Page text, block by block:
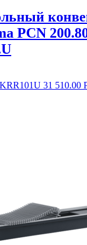
PCN
31 510.00